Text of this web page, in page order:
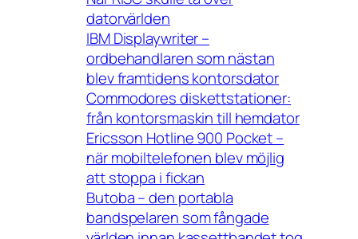
datorvärlden
IBM Displaywriter –
ordbehandlaren som nästan
blev framtidens kontorsdator
Commodores diskettstationer:
från kontorsmaskin till hemdator
Ericsson Hotline 900 Pocket –
när mobiltelefonen blev möjlig
att stoppa i fickan
Butoba – den portabla
bandspelaren som fångade